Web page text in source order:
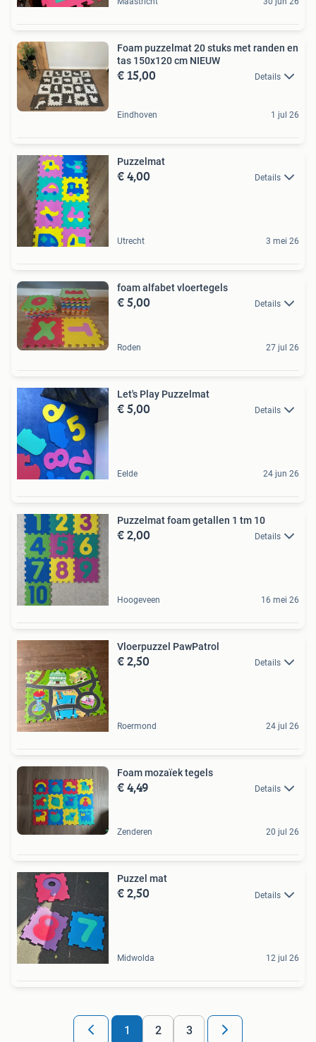
Foam puzzelmat 20 stuks met randen en
tas 150x120 cm NIEUW
€ 15,00 Details
Eindhoven 1 jul 26
Puzzelmat
€ 4,00 Details
Utrecht 3 mei 26
foam alfabet vloertegels
€ 5,00 Details
Roden 27 jul 26
Let's Play Puzzelmat
€ 5,00 Details
Eelde 24 jun 26
Puzzelmat foam getallen 1 tm 10
€ 2,00 Details
Hoogeveen 16 mei 26
Vloerpuzzel PawPatrol
€ 2,50 Details
Roermond 24 jul 26
Foam mozaïek tegels
€ 4,49 Details
Zenderen 20 jul 26
Puzzel mat
€ 2,50 Details
Midwolda 12 jul 26
1 2 3